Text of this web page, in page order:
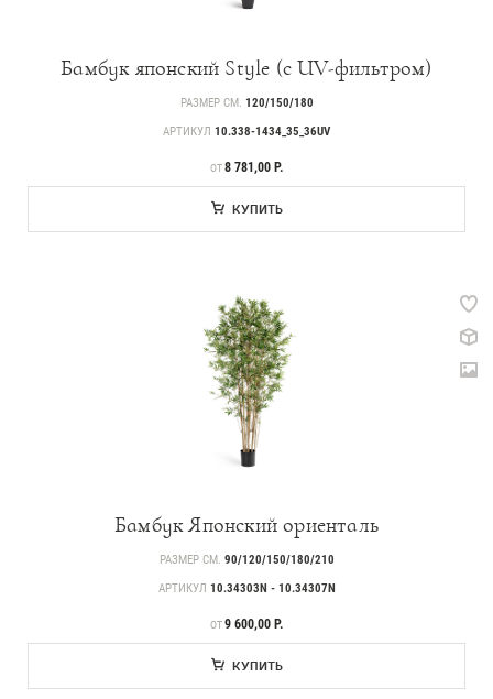
Бамбук японский Style (с UV-фильтром)
РАЗМЕР СМ. 120/150/180
АРТИКУЛ 10.338-1434_35_36UV
ЦЕНА
ОТ8 781,00 Р.
КУПИТЬ
Бамбук Японский ориенталь
РАЗМЕР СМ. 90/120/150/180/210
АРТИКУЛ 10.34303N - 10.34307N
ЦЕНА
ОТ9 600,00 Р.
КУПИТЬ
Кашпо
Дизайнерские композиции 17
Товары с 3D-моделями
Алфавитный указатель
Прайс-листы и каталоги